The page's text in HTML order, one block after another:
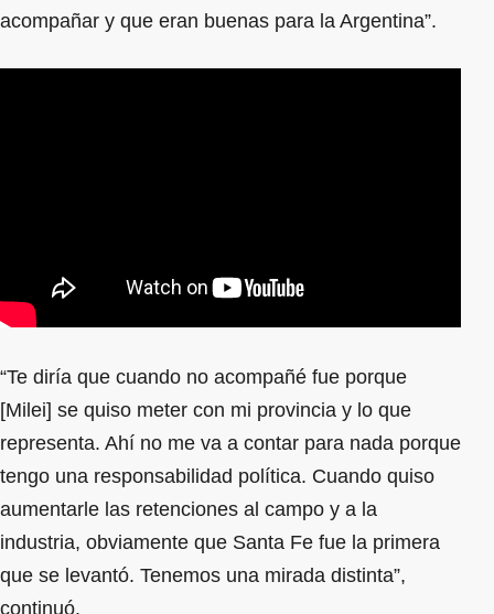
acompañar y que eran buenas para la Argentina”.
“Te diría que cuando no acompañé fue porque
[Milei] se quiso meter con mi provincia y lo que
representa. Ahí no me va a contar para nada porque
tengo una responsabilidad política. Cuando quiso
aumentarle las retenciones al campo y a la
industria, obviamente que Santa Fe fue la primera
que se levantó. Tenemos una mirada distinta”,
continuó.